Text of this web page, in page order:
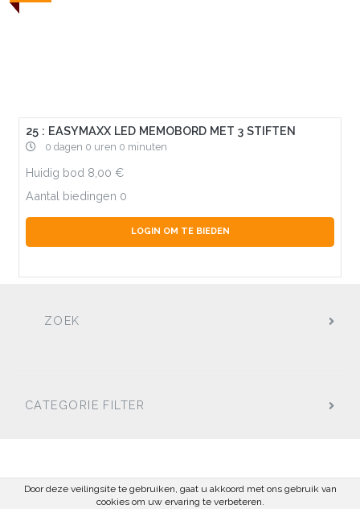
25 : EASYMAXX LED MEMOBORD MET 3 STIFTEN
0 dagen 0 uren 0 minuten
Huidig bod 8,00
Aantal biedingen 0
LOGIN OM TE BIEDEN
ZOEK
CATEGORIE FILTER
Door deze veilingsite te gebruiken, gaat u akkoord met ons gebruik van
cookies om uw ervaring te verbeteren.